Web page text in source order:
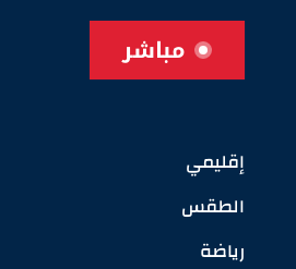
مباشر
إقليمي
الطقس
رياضة